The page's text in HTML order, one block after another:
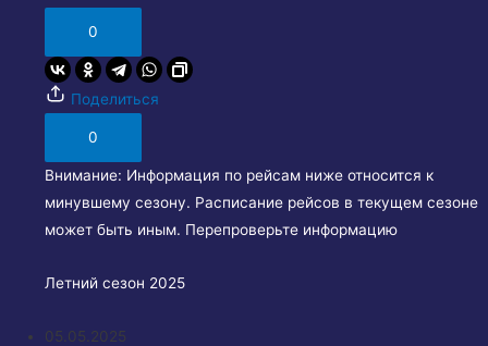
0
Поделиться
0
Внимание: Информация по рейсам ниже относится к
минувшему сезону. Расписание рейсов в текущем сезоне
может быть иным. Перепроверьте информацию
Летний сезон 2025
05.05.2025